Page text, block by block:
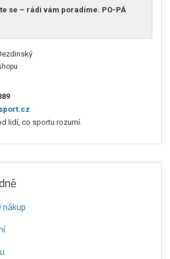
se – rádi vám poradíme. PO-PÁ
lidí, co sportu rozumí.